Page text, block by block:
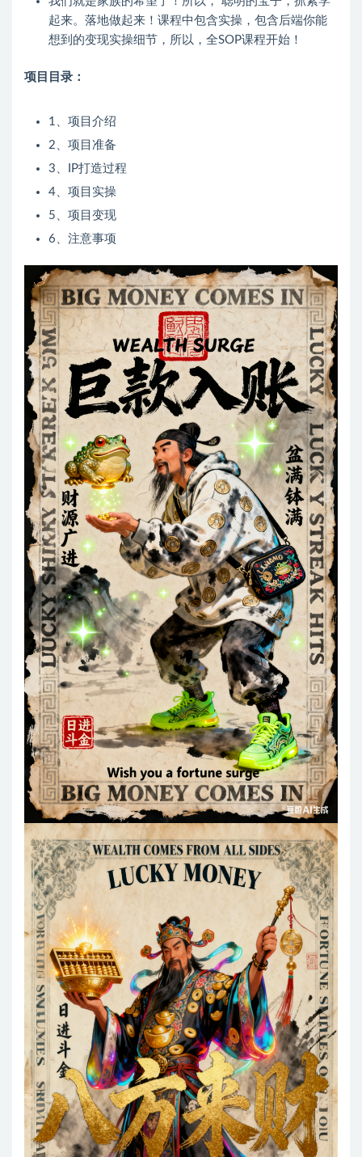
起来。落地做起来！课程中包含实操，包含后端你能
想到的变现实操细节，所以，全SOP课程开始！
项目目录：
1、项目介绍
2、项目准备
3、IP打造过程
4、项目实操
5、项目变现
6、注意事项